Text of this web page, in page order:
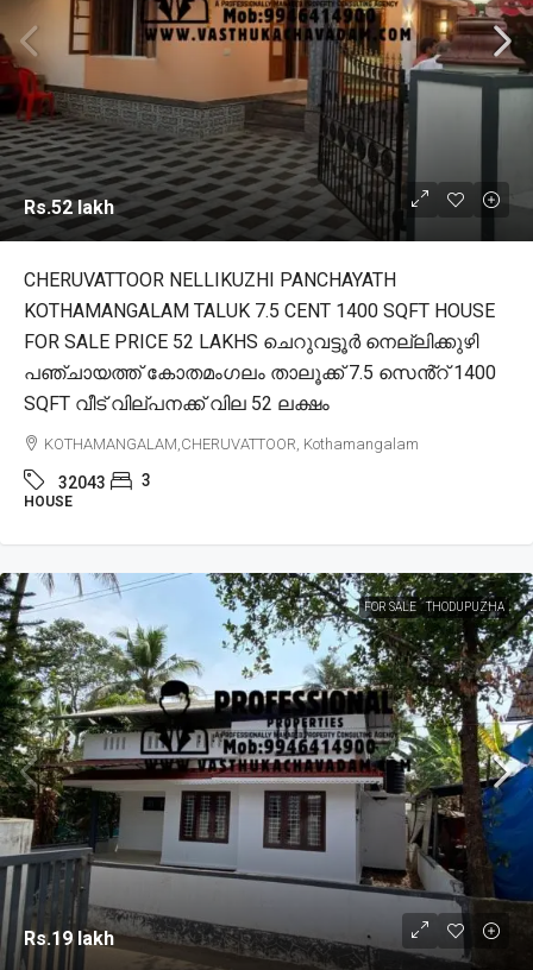
Rs.52 lakh
CHERUVATTOOR NELLIKUZHI PANCHAYATH
KOTHAMANGALAM TALUK 7.5 CENT 1400 SQFT HOUSE
FOR SALE PRICE 52 LAKHS ചെറുവട്ടൂർ നെല്ലിക്കുഴി
പഞ്ചായത്ത് കോതമംഗലം താലൂക്ക് 7.5 സെൻ്റ് 1400
SQFT വീട് വില്പനക്ക് വില 52 ലക്ഷം
KOTHAMANGALAM,CHERUVATTOOR, Kothamangalam
32043 3
HOUSE
FOR SALE THODUPUZHA
Rs.19 lakh